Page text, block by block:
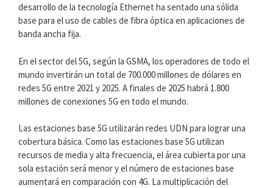
desarrollo de la tecnología Ethernet ha sentado una sólida
base para el uso de cables de fibra óptica en aplicaciones de
banda ancha fija.
En el sector del 5G, según la GSMA, los operadores de todo el
mundo invertirán un total de 700.000 millones de dólares en
redes 5G entre 2021 y 2025. A finales de 2025 habrá 1.800
millones de conexiones 5G en todo el mundo.
Las estaciones base 5G utilizarán redes UDN para lograr una
cobertura básica. Como las estaciones base 5G utilizan
recursos de media y alta frecuencia, el área cubierta por una
sola estación será menor y el número de estaciones base
aumentará en comparación con 4G. La multiplicación del